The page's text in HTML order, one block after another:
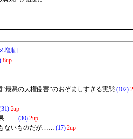
い」
て決算が凄まじいことになっ
アにも取り上げられ国際問題に発展w